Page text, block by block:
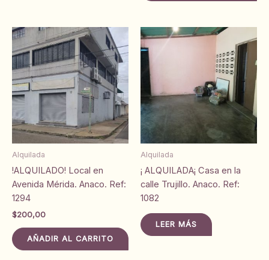
Alquilada
!ALQUILADO! Local en
Avenida Mérida. Anaco. Ref:
1294
$200,00
AÑADIR AL CARRITO
Alquilada
¡ ALQUILADA¡ Casa en la
calle Trujillo. Anaco. Ref:
1082
LEER MÁS